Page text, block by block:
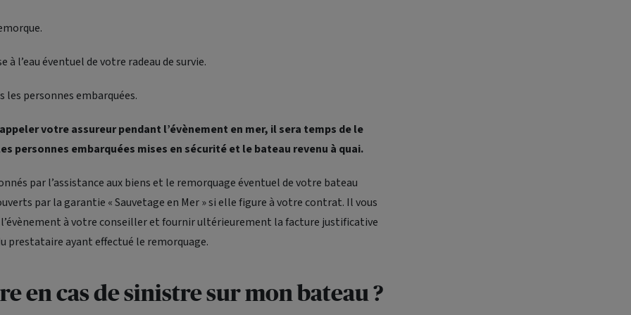
à l’eau éventuel de votre radeau de survie.
les personnes embarquées.
votre assureur pendant l’évènement en mer, il sera temps de le
personnes embarquées mises en sécurité et le bateau revenu à quai.
par l’assistance aux biens et le remorquage éventuel de votre bateau
par la garantie « Sauvetage en Mer » si elle figure à votre contrat. Il vous
à votre conseiller et fournir ultérieurement la facture justificative
prestataire ayant effectué le remorquage.
en cas de sinistre sur mon bateau ?